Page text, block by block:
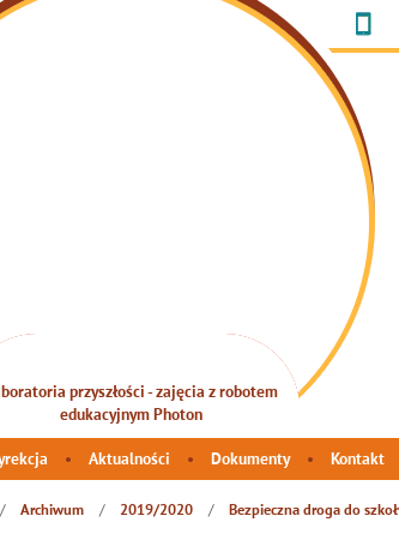
przyszłości - zajęcia z robotem
edukacyjnym Photon
INTEGRACJA SENSORYCZNA
Aktualności Dokumenty Kontakt
/ Archiwum / 2019/2020 / Bezpieczna droga do